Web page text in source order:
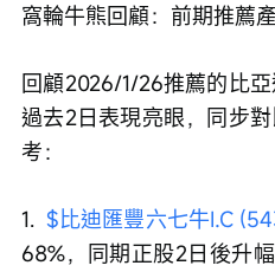
窩輪牛熊回顧：前期推薦
回顧2026/1/26推薦的比亞
過去2日表現亮眼，同步
考：
1. $比迪匯豐六七牛I.C
68%，同期正股2日後升